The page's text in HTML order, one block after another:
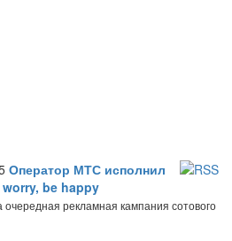
Оператор МТС исполнил
worry, be happy
очередная рекламная кампания сотового